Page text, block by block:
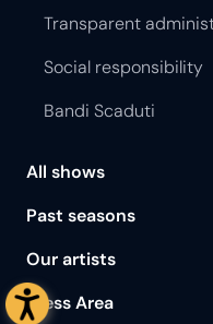
Transparent
Social responsibility
Bandi Scaduti
All shows
Past seasons
Our artists
Press Area